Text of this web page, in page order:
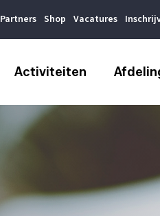
Partners Shop Vacatures
Activiteiten